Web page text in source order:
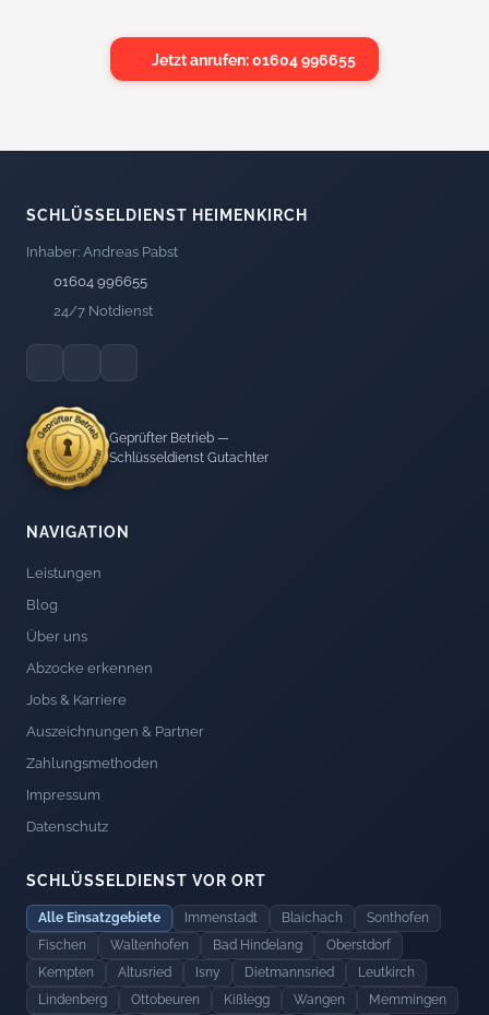
Jetzt anrufen: 01604 996655
SCHLÜSSELDIENST HEIMENKIRCH
Inhaber: Andreas Pabst
01604 996655
24/7 Notdienst
Geprüfter Betrieb —
Schlüsseldienst Gutachter
NAVIGATION
Leistungen
Blog
Über uns
Abzocke erkennen
Jobs & Karriere
Auszeichnungen & Partner
Zahlungsmethoden
Impressum
Datenschutz
SCHLÜSSELDIENST VOR ORT
Alle Einsatzgebiete Immenstadt Blaichach
Sonthofen
Fischen
Waltenhofen Bad Hindelang
Oberstdorf
Kempten
Altusried Isny Dietmannsried
Leutkirch
Lindenberg
Ottobeuren Kißlegg Wangen Memmingen